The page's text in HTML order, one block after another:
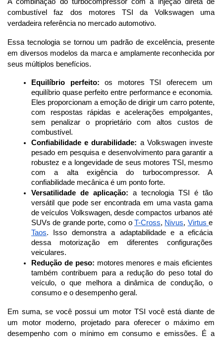
A combinação do turbocompressor com a injeção direta de
combustível faz dos motores TSI da Volkswagen uma
verdadeira referência no mercado automotivo.
Essa tecnologia se tornou um padrão de excelência, presente
em diversos modelos da marca e amplamente reconhecida por
seus múltiplos benefícios.
Equilíbrio perfeito: os motores TSI oferecem um
equilíbrio quase perfeito entre performance e economia.
Eles proporcionam a emoção de dirigir um carro potente,
com respostas rápidas e acelerações empolgantes,
sem penalizar o proprietário com altos custos de
combustível.
Confiabilidade e durabilidade: a Volkswagen investe
pesado em pesquisa e desenvolvimento para garantir a
robustez e a longevidade de seus motores TSI, mesmo
com a alta exigência do turbocompressor. A
confiabilidade mecânica é um ponto forte.
Versatilidade de aplicação: a tecnologia TSI é tão
versátil que pode ser encontrada em uma vasta gama
de veículos Volkswagen, desde compactos urbanos até
SUVs de grande porte, como o T-Cross, Nivus, Virtus
Taos. Isso demonstra a adaptabilidade e a eficácia
dessa motorização em diferentes configurações
veiculares.
Redução de peso: motores menores e mais eficientes
também contribuem para a redução do peso total do
veículo, o que melhora a dinâmica de condução, o
consumo e o desempenho geral.
Em suma, se você possui um motor TSI você está diante de
um motor moderno, projetado para oferecer o máximo em
desempenho com o mínimo em consumo e emissões. É a